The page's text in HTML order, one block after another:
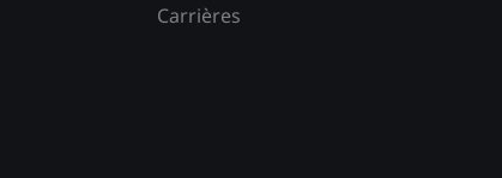
Carrières